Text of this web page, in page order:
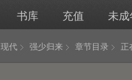
书库 充值 未成
现代 强少归来 章节目录 正